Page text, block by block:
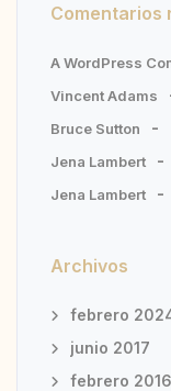
Comentarios
A WordPress
Vincent Adams
Bruce Sutton
Jena Lambert
Jena Lambert
Archivos
febrero
junio 2017
febrero 2016